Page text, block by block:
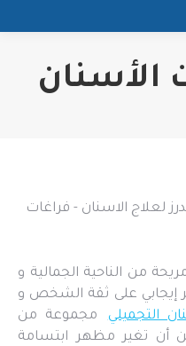
الأسنان
من الناحية الجمالية و
إيجابي على ثقة الشخص و
التجميلي
مجموعة من
أن تغير مظهر ابتسامة